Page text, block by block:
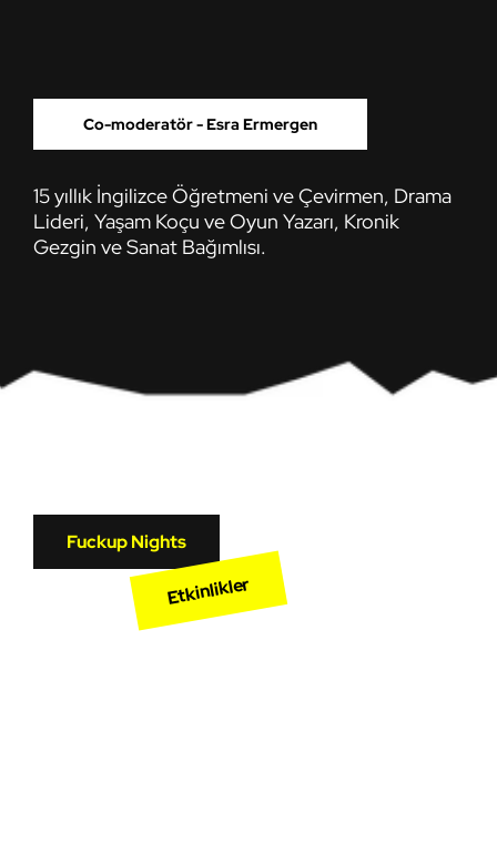
Co-moderatör - Esra Ermergen
15 yıllık İngilizce Öğretmeni ve Çevirmen, Drama
Lideri, Yaşam Koçu ve Oyun Yazarı, Kronik
Gezgin ve Sanat Bağımlısı.
Fuckup Nights
Etkinlikler